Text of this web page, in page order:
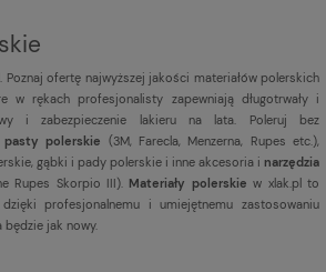
Poznaj ofertę najwyższej jakości materiałów polerskich
w rękach profesjonalisty zapewniają długotrwały i
i zabezpieczenie lakieru na lata. Poleruj bez
pasty polerskie (3M, Farecla, Menzerna, Rupes etc.),
gąbki i pady polerskie i inne akcesoria i narzędzia
Rupes Skorpio III). Materiały polerskie w xlak.pl to
profesjonalnemu i umiejętnemu zastosowaniu
będzie jak nowy.